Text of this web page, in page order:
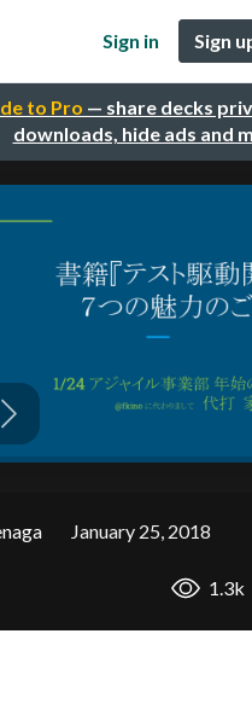
to Pro — share decks
downloads, hide ads and
Sign in Sign
January 25, 2018
1.3k